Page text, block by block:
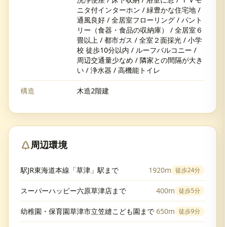
ニタ付インターホン / 緑豊かな住宅地 /
通風良好 / 全居室フローリング / パント
リー（食器・食品の収納庫） / 全居室６
畳以上 / 都市ガス / 全室２面採光 / 小学
校 徒歩10分以内 / ルーフバルコニー /
周辺交通量少なめ / 隣家との間隔が大き
い / 浄水器 / 高機能トイレ
構造 木造2階建
周辺環境
駅JR東海道本線「草津」駅まで 1920m 徒歩24分
スーパーハッピー六原草津店まで 400m 徒歩5分
幼稚園・保育園草津市立笠縫こども園まで 650m 徒歩9分